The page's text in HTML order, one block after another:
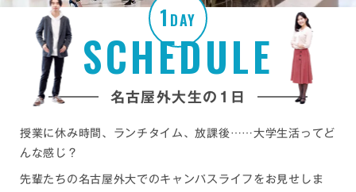
1 DAY
SCHEDULE
名古屋外大生の1日
授業に休み時間、ランチタイム、放課後……大学生活ってど
んな感じ？
先輩たちの名古屋外大でのキャンパスライフをお見せしま